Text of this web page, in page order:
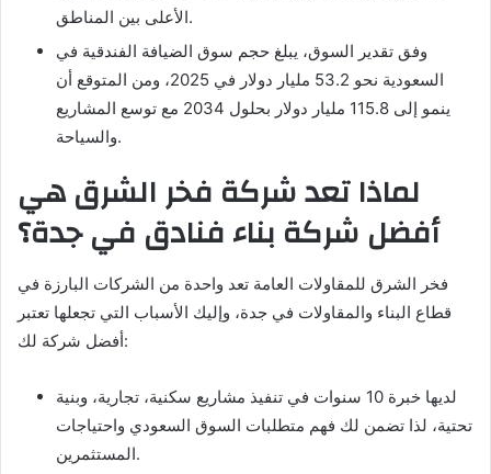
الأعلى بين المناطق.
وفق تقدير السوق، يبلغ حجم سوق الضيافة الفندقية في
السعودية نحو 53.2 مليار دولار في 2025، ومن المتوقع أن
ينمو إلى 115.8 مليار دولار بحلول 2034 مع توسع المشاريع
والسياحة.
لماذا تعد شركة فخر الشرق هي
أفضل شركة بناء فنادق في جدة؟
فخر الشرق للمقاولات العامة تعد واحدة من الشركات البارزة في
قطاع البناء والمقاولات في جدة، وإليك الأسباب التي تجعلها تعتبر
أفضل شركة لك:
لديها خبرة 10 سنوات في تنفيذ مشاريع سكنية، تجارية، وبنية
تحتية، لذا تضمن لك فهم متطلبات السوق السعودي واحتياجات
المستثمرين.